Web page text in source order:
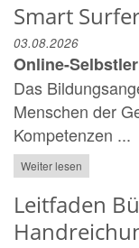
Smart
03.08.2026
Online-
Das
Menschen der
Kompetenzen ...
Weiter lesen
Leitfaden